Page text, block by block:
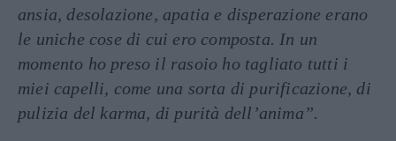
ansia, desolazione, apatia e disperazione erano
le uniche cose di cui ero composta. In un
momento ho preso il rasoio ho tagliato tutti i
miei capelli, come una sorta di purificazione, di
pulizia del karma, di purità dell’anima”.